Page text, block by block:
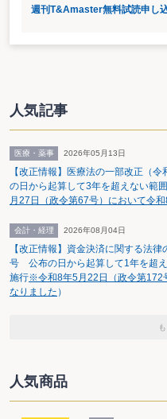
ン化省令4⑤、旧国税オンライ
③ その他参考となるべき事項
ダイレクト納付では、納税者
使用する方法により申告等を
スの受信通知（納付区分番号
付の手続（即時納付又は納付
者の預金口座又は貯金口座か
申告等の手続と納付手続とを
等の手続が法定納期限（法定
定納期限当日の金融機関のシ
めて納付手続を行わざるを得
観点から、従前のダイレクト
週刊T&Amaster無料試読申し
人気記事
医療・薬事 2026年05月13日
【改正情報】医療法の一部改正（
の日から起算して3年を超えない範
月27日（政令第67号）において令
会計・経理 2026年08月04日
【改正情報】資金決済に関する法
号 公布の日から起算して1年を超
施行※令和8年5月22日（政令第172
なりました ）
人気商品